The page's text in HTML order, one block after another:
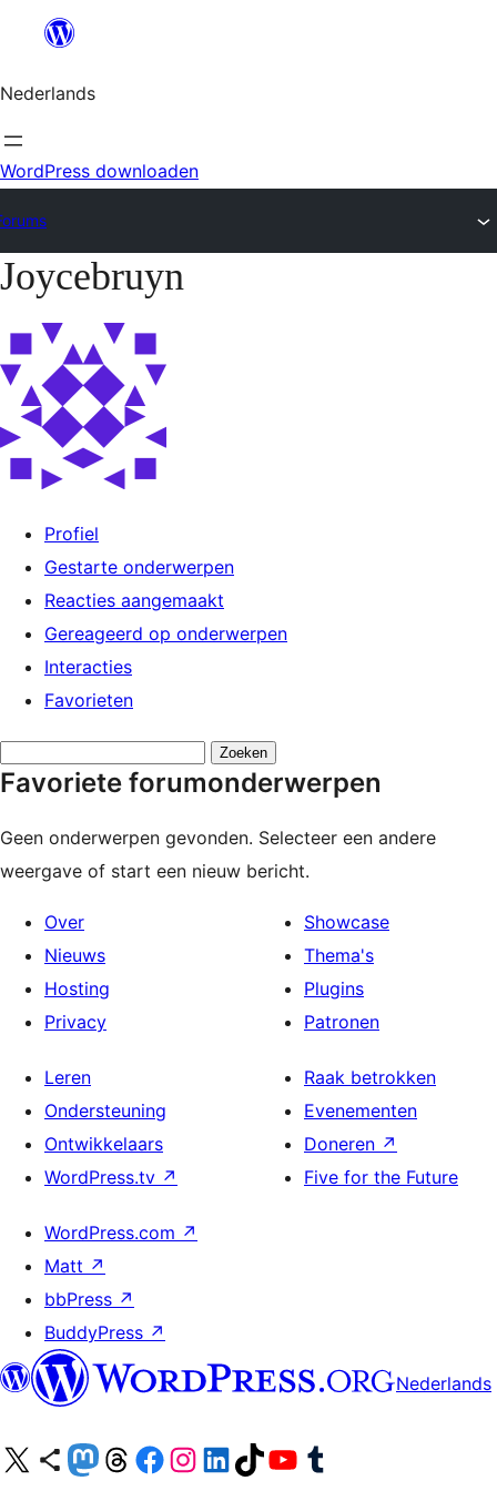
de
inhoud
Nederlands
WordPress downloaden
Ga
de
inhoud
Joycebruyn
Profiel
Gestarte onderwerpen
Reacties aangemaakt
Gereageerd op onderwerpen
Interacties
Favorieten
zoeken:
Favoriete forumonderwerpen
Geen onderwerpen gevonden. Selecteer een andere
weergave of start een nieuw bericht.
Over
Nieuws
Hosting
Privacy
Showcase
Thema's
Plugins
Patronen
Leren
Ondersteuning
Ontwikkelaars
WordPress.tv ↗
Raak betrokken
Evenementen
Doneren ↗
Five for the Future
WordPress.com ↗
Matt ↗
bbPress ↗
BuddyPress ↗
Nederlands
Bezoek ons X (voorheen Twitter) account
Bezoek ons Bluesky account
Bezoek ons Mastodon account
Bezoek ons Threads account
Onze Facebook pagina bezoeken
Bezoek ons Instagram account
Bezoek ons LinkedIn account
Bezoek ons TikTok account
Bezoek ons YouTube kanaalBezoek ons Tumblr account